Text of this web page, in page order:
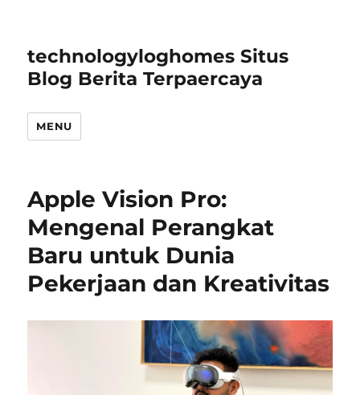
technologyloghomes Situs
Blog Berita Terpaercaya
MENU
Apple Vision Pro:
Mengenal Perangkat
Baru untuk Dunia
Pekerjaan dan Kreativitas